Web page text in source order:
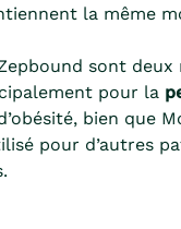
la même
sont deux
pour la
bien que
pour d’autres